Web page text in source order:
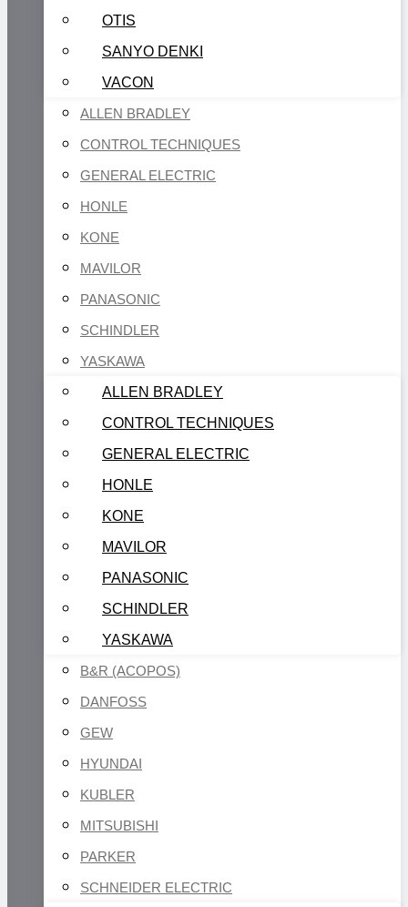
OTIS
SANYO DENKI
VACON
ALLEN BRADLEY
CONTROL TECHNIQUES
GENERAL ELECTRIC
HONLE
KONE
MAVILOR
PANASONIC
SCHINDLER
YASKAWA
ALLEN BRADLEY
CONTROL TECHNIQUES
GENERAL ELECTRIC
HONLE
KONE
MAVILOR
PANASONIC
SCHINDLER
YASKAWA
B&R (ACOPOS)
DANFOSS
GEW
HYUNDAI
KUBLER
MITSUBISHI
PARKER
SCHNEIDER ELECTRIC